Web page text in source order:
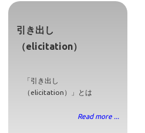
引き出し
（elicitation）
「引き出し
（elicitation）」とは
Read more ...